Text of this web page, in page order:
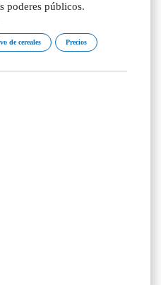
poderes públicos.
de cereales Precios